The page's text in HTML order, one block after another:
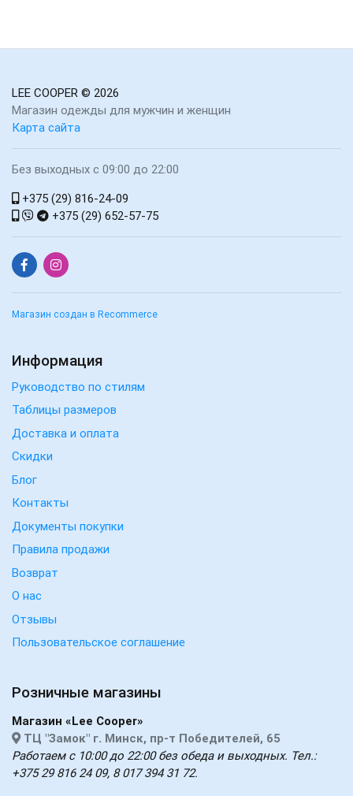
LEE COOPER © 2026
Магазин одежды для мужчин и женщин
Карта сайта
Без выходных с 09:00 до 22:00
+375 (29) 816-24-09
+375 (29) 652-57-75
Магазин создан в Recommerce
Информация
Руководство по стилям
Таблицы размеров
Доставка и оплата
Скидки
Блог
Контакты
Документы покупки
Правила продажи
Возврат
О нас
Отзывы
Пользовательское соглашение
Розничные магазины
Магазин «Lee Cooper»
ТЦ "Замок" г. Минск, пр-т Победителей, 65
Работаем с 10:00 до 22:00 без обеда и выходных. Тел.:
+375 29 816 24 09, 8 017 394 31 72.